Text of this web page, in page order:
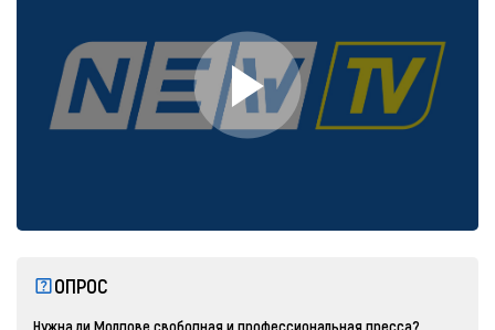
ОПРОС
Нужна ли Молдове свободная и профессиональная пресса?